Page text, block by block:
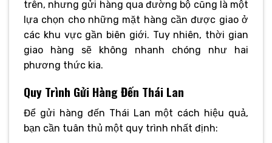
trên, nhưng gửi hàng qua đường bộ cũng là một
lựa chọn cho những mặt hàng cần được giao ở
các khu vực gần biên giới. Tuy nhiên, thời gian
giao hàng sẽ không nhanh chóng như hai
phương thức kia.
Quy Trình Gửi Hàng Đến Thái Lan
Để gửi hàng đến Thái Lan một cách hiệu quả,
bạn cần tuân thủ một quy trình nhất định: